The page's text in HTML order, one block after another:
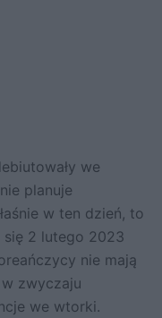
we
planuje
w ten dzień, to
się 2 lutego 2023
nie mają
zwyczaju
we wtorki.